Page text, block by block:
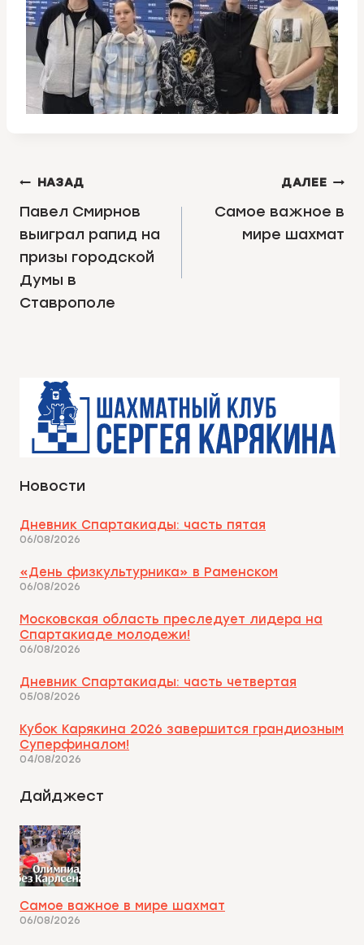
НАВИГАЦИЯ
ПО
ЗАПИСЯМ
НАЗАД
Павел Смирнов
выиграл рапид на
призы городской
Думы в
Ставрополе
ДАЛЕЕ
Самое важное в
мире шахмат
Новости
Дневник Спартакиады: часть пятая
06/08/2026
«День физкультурника» в Раменском
06/08/2026
Московская область преследует лидера на
Спартакиаде молодежи!
06/08/2026
Дневник Спартакиады: часть четвертая
05/08/2026
Кубок Карякина 2026 завершится грандиозным
Суперфиналом!
04/08/2026
Дайджест
Самое важное в мире шахмат
06/08/2026